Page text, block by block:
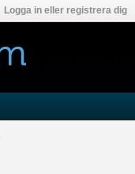
Logga in eller registrera dig